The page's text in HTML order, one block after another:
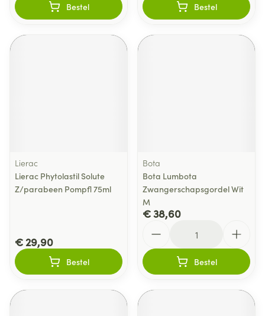
Bestel Bestel
Lierac
Lierac Phytolastil Solute
Z/parabeen Pompfl 75ml
€ 29,90
Bestel
Bota
Bota Lumbota
Zwangerschapsgordel Wit
M
€ 38,60
Bestel